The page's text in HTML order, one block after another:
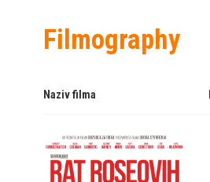
Filmography
Naziv filma